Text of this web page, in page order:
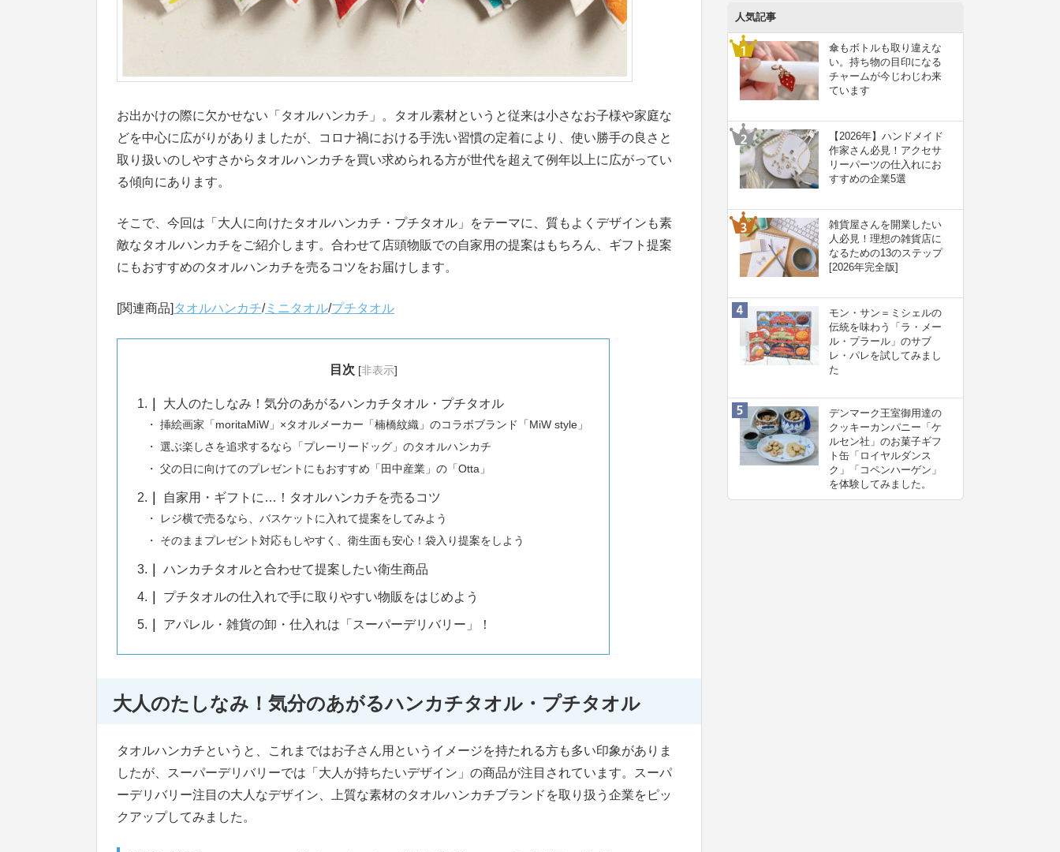
お出かけの際に欠かせない「タオルハンカチ」。タオル素材というと従来は小さなお子様や家庭な
どを中心に広がりがありましたが、コロナ禍における手洗い習慣の定着により、使い勝手の良さと
取り扱いのしやすさからタオルハンカチを買い求められる方が世代を超えて例年以上に広がってい
る傾向にあります。
そこで、今回は「大人に向けたタオルハンカチ・プチタオル」をテーマに、質もよくデザインも素
敵なタオルハンカチをご紹介します。合わせて店頭物販での自家用の提案はもちろん、ギフト提案
にもおすすめのタオルハンカチを売るコツをお届けします。
[関連商品] タオルハンカチ/ミニタオル/プチタオル
目次 [非表示]
1. 大人のたしなみ！気分のあがるハンカチタオル・プチタオル
挿絵画家「moritaMiW」×タオルメーカー「楠橋紋織」のコラボブランド「MiW style」
選ぶ楽しさを追求するなら「プレーリードッグ」のタオルハンカチ
父の日に向けてのプレゼントにもおすすめ「田中産業」の「Otta」
2. 自家用・ギフトに…！タオルハンカチを売るコツ
レジ横で売るなら、バスケットに入れて提案をしてみよう
そのままプレゼント対応もしやすく、衛生面も安心！袋入り提案をしよう
3. ハンカチタオルと合わせて提案したい衛生商品
4. プチタオルの仕入れで手に取りやすい物販をはじめよう
5. アパレル・雑貨の卸・仕入れは「スーパーデリバリー」！
大人のたしなみ！気分のあがるハンカチタオル・プチタオル
タオルハンカチというと、これまではお子さん用というイメージを持たれる方も多い印象がありま
したが、スーパーデリバリーでは「大人が持ちたいデザイン」の商品が注目されています。スーパ
ーデリバリー注目の大人なデザイン、上質な素材のタオルハンカチブランドを取り扱う企業をピッ
クアップしてみました。
人気記事
傘もボトルも取り違えな
い。持ち物の目印になる
チャームが今じわじわ来
ています
【2026年】ハンドメイド
作家さん必見！アクセサ
リーパーツの仕入れにお
すすめの企業5選
雑貨屋さんを開業したい
人必見！理想の雑貨店に
なるための13のステップ
[2026年完全版]
モン・サン＝ミシェルの
伝統を味わう「ラ・メー
ル・プラール」のサブ
レ・パレを試してみまし
た
デンマーク王室御用達の
クッキーカンパニー「ケ
ルセン社」のお菓子ギフ
ト缶「ロイヤルダンス
ク」「コペンハーゲン」
を体験してみました。